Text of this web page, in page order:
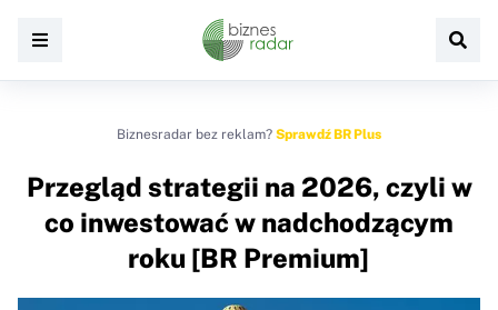
Biznesradar bez reklam? Sprawdź BR Plus
Przegląd strategii na 2026, czyli w
co inwestować w nadchodzącym
roku [BR Premium]